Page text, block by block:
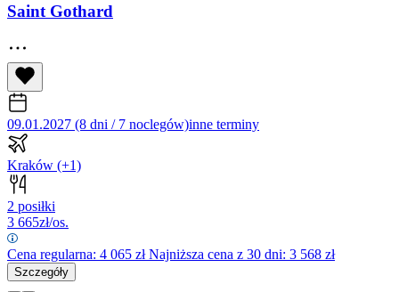
Saint Gothard
09.01.2027 (8 dni / 7 noclegów)inne terminy
Kraków (+1)
2 posiłki
3 665zł/os.
Cena regularna: 4 065 złNajniższa cena z 30 dni: 3 568 zł
Szczegóły